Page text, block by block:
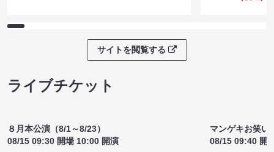
鹿空麦鳥（8/11 18:30）
(税込)
サイトを閲覧する